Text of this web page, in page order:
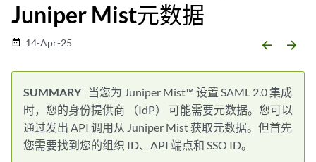
Juniper Mist元数据
date_range 14-Apr-25 arrow_backward arrow_forward
当您为 Juniper Mist™ 设置 SAML 2.0 集成
时，您的身份提供商 （IdP） 可能需要元数据。您可以
通过发出 API 调用从 Juniper Mist 获取元数据。但首先
您需要找到您的组织 ID、API 端点和 SSO ID。